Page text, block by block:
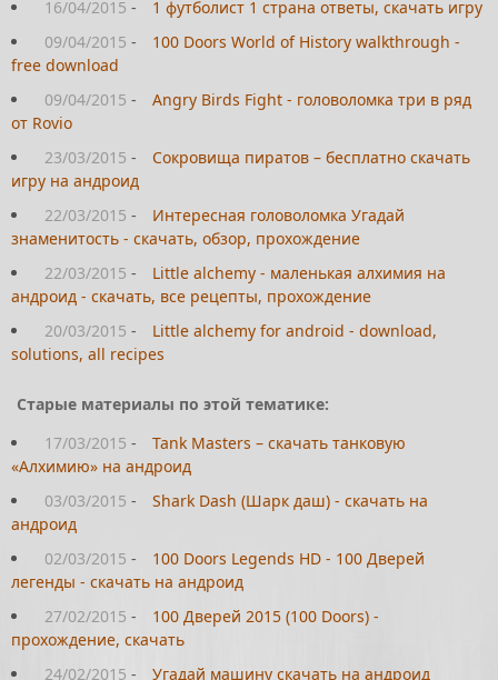
16/04/2015 -
1 футболист 1 страна ответы, скачать игру
09/04/2015 -
100 Doors World of History walkthrough -
free download
09/04/2015 -
Angry Birds Fight - головоломка три в ряд
от Rovio
23/03/2015 -
Сокровища пиратов – бесплатно скачать
игру на андроид
22/03/2015 -
Интересная головоломка Угадай
знаменитость - скачать, обзор, прохождение
22/03/2015 -
Little alchemy - маленькая алхимия на
андроид - скачать, все рецепты, прохождение
20/03/2015 -
Little alchemy for android - download,
solutions, all recipes
Старые материалы по этой тематике:
17/03/2015 -
Tank Masters – скачать танковую
«Алхимию» на андроид
03/03/2015 -
Shark Dash (Шарк даш) - скачать на
андроид
02/03/2015 -
100 Doors Legends HD - 100 Дверей
легенды - скачать на андроид
27/02/2015 -
100 Дверей 2015 (100 Doors) -
прохождение, скачать
24/02/2015 -
Угадай машину скачать на андроид